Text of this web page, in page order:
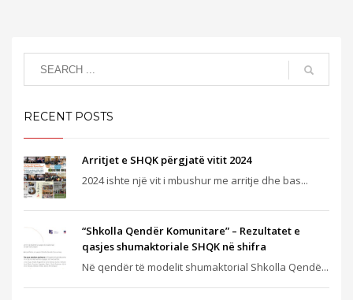
RECENT POSTS
Arritjet e SHQK përgjatë vitit 2024
2024 ishte një vit i mbushur me arritje dhe bas...
“Shkolla Qendër Komunitare” – Rezultatet e
qasjes shumaktoriale SHQK në shifra
Në qendër të modelit shumaktorial Shkolla Qendë...